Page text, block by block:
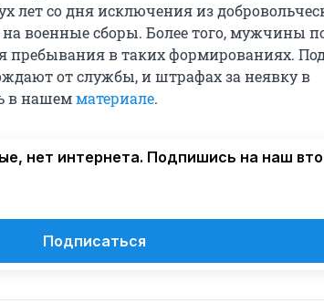
лет со дня исключения из
военные сборы. Более того, мужчины
пребывания в таких формированиях.
от службы, и штрафах за неявку в
в нашемматериале.
нет интернета. Подпишись на наш
Подписаться